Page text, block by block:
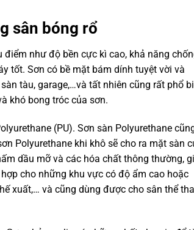
sân bóng rổ
như độ bền cực kì cao, khả năng
tốt. Sơn có bề mặt bám dính tuyệt vời và
tàu, garage,…và tất nhiên cũng rất phổ
khó bong tróc của sơn.
(PU). Sơn sàn Polyurethane
Polyurethane khi khô sẽ cho ra mặt sàn
dầu mỡ và các hóa chất thông thường,
cho những khu vực có độ ẩm cao hoặc
xuất,… và cũng dùng được cho sân thể